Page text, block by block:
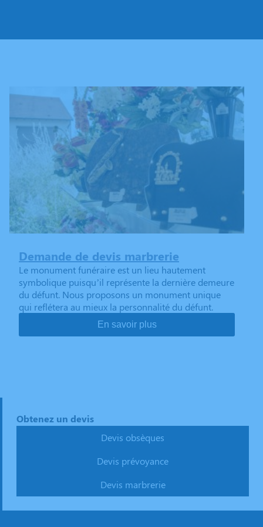
Demande de devis marbrerie
Le monument funéraire est un lieu hautement
symbolique puisqu’il représente la dernière demeure
du défunt. Nous proposons un monument unique
qui reflétera au mieux la personnalité du défunt.
En savoir plus
Obtenez un devis
Devis obsèques
Devis prévoyance
Devis marbrerie